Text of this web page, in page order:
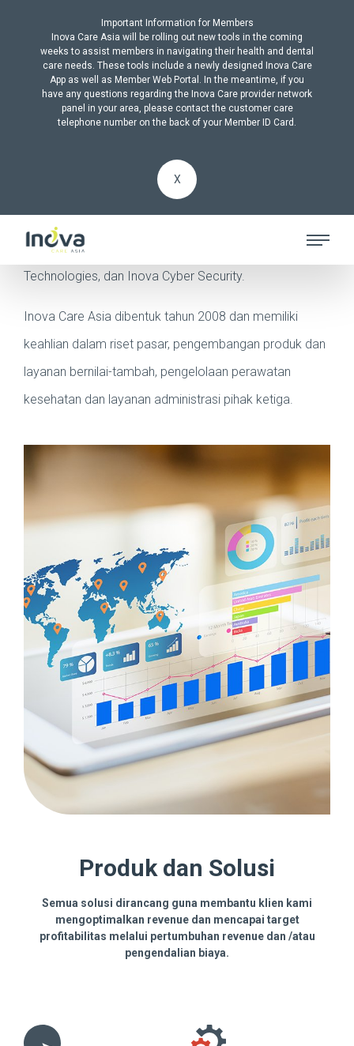
Important Information for Members
Inova Care Asia will be rolling out new tools in the coming
weeks to assist members in navigating their health and dental
care needs. These tools include a newly designed Inova Care
App as well as Member Web Portal. In the meantime, if you
have any questions regarding the Inova Care provider network
panel in your area, please contact the customer care
telephone number on the back of your Member ID Card.
X
Sebuah Perusahaan
perusahaan induk dari Inova Care, Inova Digital
Technologies, dan Inova Cyber Security.
Inova Care Asia dibentuk tahun 2008 dan memiliki
keahlian dalam riset pasar, pengembangan produk dan
layanan bernilai-tambah, pengelolaan perawatan
kesehatan dan layanan administrasi pihak ketiga.
Produk dan Solusi
Semua solusi dirancang guna membantu klien kami
mengoptimalkan revenue dan mencapai target
profitabilitas melalui pertumbuhan revenue dan /atau
pengendalian biaya.